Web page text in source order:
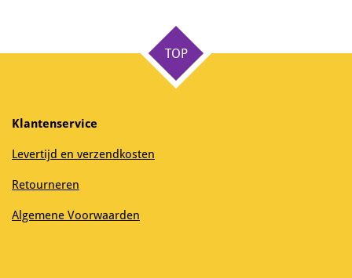
TOP
Klantenservice
Levertijd en verzendkosten
Retourneren
Algemene Voorwaarden